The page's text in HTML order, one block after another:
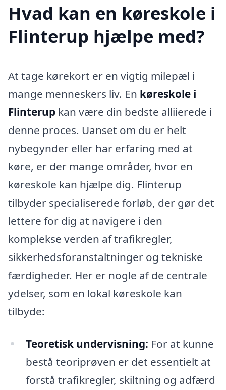
Hvad kan en køreskole i
Flinterup hjælpe med?
At tage kørekort er en vigtig milepæl i
mange menneskers liv. En køreskole i
Flinterup kan være din bedste alliierede i
denne proces. Uanset om du er helt
nybegynder eller har erfaring med at
køre, er der mange områder, hvor en
køreskole kan hjælpe dig. Flinterup
tilbyder specialiserede forløb, der gør det
lettere for dig at navigere i den
komplekse verden af trafikregler,
sikkerhedsforanstaltninger og tekniske
færdigheder. Her er nogle af de centrale
ydelser, som en lokal køreskole kan
tilbyde:
Teoretisk undervisning: For at kunne
bestå teoriprøven er det essentielt at
forstå trafikregler, skiltning og adfærd